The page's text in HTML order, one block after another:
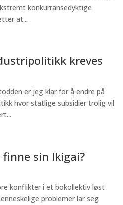
konkurransedyktige
at...
kreves
er jeg klar for å endre på
hvor statlige subsidier trolig vil
sin Ikigai?
konflikter i et bokollektiv løst
problemer lar seg